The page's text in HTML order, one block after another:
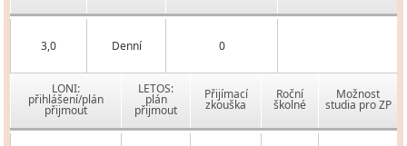
3,0 Denní 0
LONI:
přihlášení/plán
přijmout
LETOS:
plán
přijmout
Přijímací
zkouška
Roční
školné
Možnost
studia pro ZP